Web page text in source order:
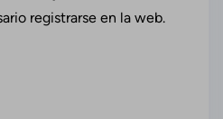
registrarse en la web.